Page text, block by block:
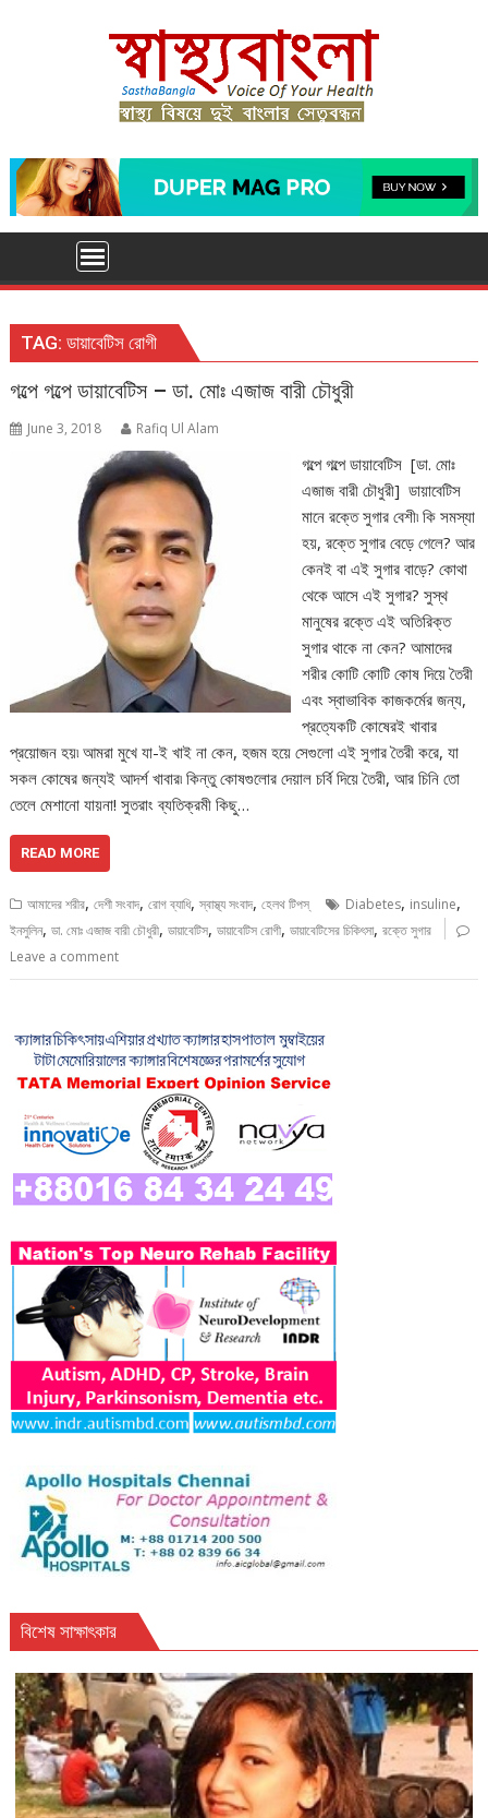
TAG:ডায়াবেটিস রোগী
গল্পে গল্পে ডায়াবেটিস – ডা. মোঃ এজাজ বারী চৌধুরী
June 3, 2018 Rafiq Ul Alam
গল্পে গল্পে ডায়াবেটিস [ডা. মোঃ
এজাজ বারী চৌধুরী] ডায়াবেটিস
মানে রক্তে সুগার বেশী৷ কি সমস্যা
হয়, রক্তে সুগার বেড়ে গেলে? আর
কেনই বা এই সুগার বাড়ে? কোথা
থেকে আসে এই সুগার? সুস্থ
মানুষের রক্তে এই অতিরিক্ত
সুগার থাকে না কেন? আমাদের
শরীর কোটি কোটি কোষ দিয়ে তৈরী
এবং স্বাভাবিক কাজকর্মের জন্য,
প্রত্যেকটি কোষেরই খাবার
প্রয়োজন হয়৷ আমরা মুখে যা-ই খাই না কেন, হজম হয়ে সেগুলো এই সুগার তৈরী করে, যা
সকল কোষের জন্যই আদর্শ খাবার৷ কিন্তু কোষগুলোর দেয়াল চর্বি দিয়ে তৈরী, আর চিনি তো
তেলে মেশানো যায়না! সুতরাং ব্যতিক্রমী কিছু…
READ MORE
আমাদের শরীর,দেশী সংবাদ,রোগ ব্যাধি,স্বাস্থ্য সংবাদ,হেলথ টিপস্ Diabetes, insuline,
ইনসুলিন,ডা. মোঃ এজাজ বারী চৌধুরী,ডায়াবেটিস,ডায়াবেটিস রোগী,ডায়াবেটিসের চিকিৎসা,রক্তে সুগার
Leave a comment
বিশেষ সাক্ষাৎকার